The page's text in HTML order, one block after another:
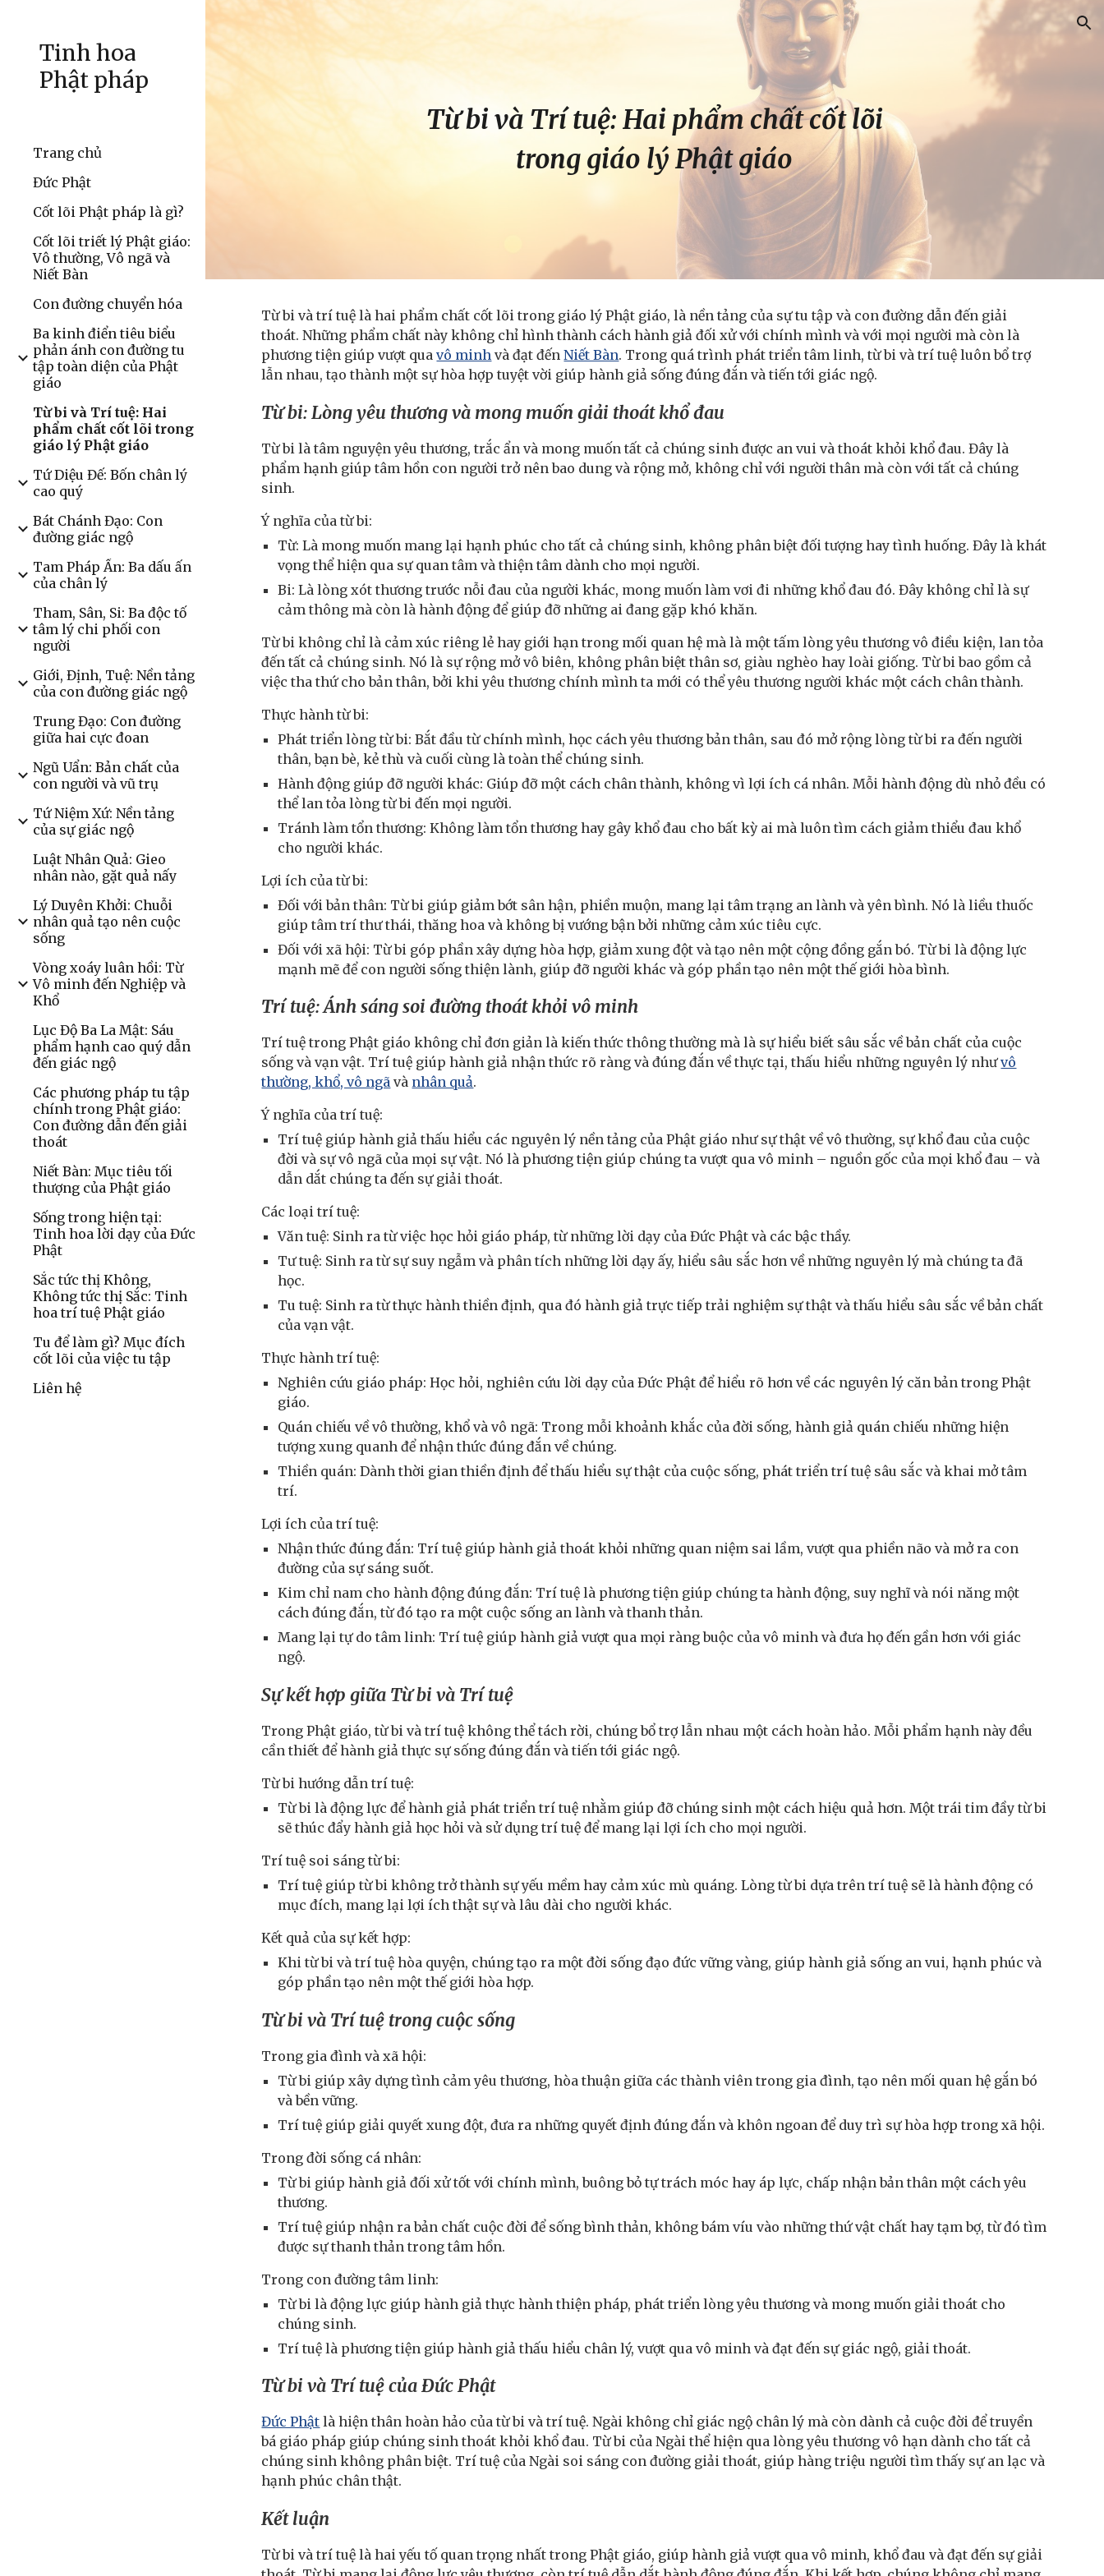
Skip to navigation
Tinh hoa
Phật pháp
Trang chủ
Đức Phật
Cốt lõi Phật pháp là gì?
Cốt lõi triết lý Phật giáo:
Vô thường, Vô ngã và
Niết Bàn
Con đường chuyển hóa
Ba kinh điển tiêu biểu
phản ánh con đường tu
tập toàn diện của Phật
giáo
Từ bi và Trí tuệ: Hai
phẩm chất cốt lõi trong
giáo lý Phật giáo
Tứ Diệu Đế: Bốn chân lý
cao quý
Bát Chánh Đạo: Con
đường giác ngộ
Tam Pháp Ấn: Ba dấu ấn
của chân lý
Tham, Sân, Si: Ba độc tố
tâm lý chi phối con
người
Giới, Định, Tuệ: Nền tảng
của con đường giác ngộ
Trung Đạo: Con đường
giữa hai cực đoan
Ngũ Uẩn: Bản chất của
con người và vũ trụ
Tứ Niệm Xứ: Nền tảng
của sự giác ngộ
Luật Nhân Quả: Gieo
nhân nào, gặt quả nấy
Lý Duyên Khởi: Chuỗi
nhân quả tạo nên cuộc
sống
Vòng xoáy luân hồi: Từ
Vô minh đến Nghiệp và
Khổ
Lục Độ Ba La Mật: Sáu
phẩm hạnh cao quý dẫn
đến giác ngộ
Các phương pháp tu tập
chính trong Phật giáo:
Con đường dẫn đến giải
thoát
Niết Bàn: Mục tiêu tối
thượng của Phật giáo
Sống trong hiện tại:
Tinh hoa lời dạy của Đức
Phật
Sắc tức thị Không,
Không tức thị Sắc: Tinh
hoa trí tuệ Phật giáo
Tu để làm gì? Mục đích
cốt lõi của việc tu tập
Liên hệ
Từ bi và Trí tuệ: Hai phẩm chất cốt lõi
trong giáo lý Phật giáo
Từ bi và trí tuệ là hai phẩm chất cốt lõi trong giáo lý Phật giáo, là nền tảng của sự tu tập và con đường dẫn đến giải
thoát. Những phẩm chất này không chỉ hình thành cách hành giả đối xử với chính mình và với mọi người mà còn là
phương tiện giúp vượt quavô minh và đạt đếnNiết Bàn. Trong quá trình phát triển tâm linh, từ bi và trí tuệ luôn bổ trợ
lẫn nhau, tạo thành một sự hòa hợp tuyệt vời giúp hành giả sống đúng đắn và tiến tới giác ngộ.
Từ bi: Lòng yêu thương và mong muốn giải thoát khổ đau
Từ bi là tâm nguyện yêu thương, trắc ẩn và mong muốn tất cả chúng sinh được an vui và thoát khỏi khổ đau. Đây là
phẩm hạnh giúp tâm hồn con người trở nên bao dung và rộng mở, không chỉ với người thân mà còn với tất cả chúng
sinh.
Ý nghĩa của từ bi:
Từ: Là mong muốn mang lại hạnh phúc cho tất cả chúng sinh, không phân biệt đối tượng hay tình huống. Đây là khát
vọng thể hiện qua sự quan tâm và thiện tâm dành cho mọi người.
Bi: Là lòng xót thương trước nỗi đau của người khác, mong muốn làm vơi đi những khổ đau đó. Đây không chỉ là sự
cảm thông mà còn là hành động để giúp đỡ những ai đang gặp khó khăn.
Từ bi không chỉ là cảm xúc riêng lẻ hay giới hạn trong mối quan hệ mà là một tấm lòng yêu thương vô điều kiện, lan tỏa
đến tất cả chúng sinh. Nó là sự rộng mở vô biên, không phân biệt thân sơ, giàu nghèo hay loài giống. Từ bi bao gồm cả
việc tha thứ cho bản thân, bởi khi yêu thương chính mình ta mới có thể yêu thương người khác một cách chân thành.
Thực hành từ bi:
Phát triển lòng từ bi: Bắt đầu từ chính mình, học cách yêu thương bản thân, sau đó mở rộng lòng từ bi ra đến người
thân, bạn bè, kẻ thù và cuối cùng là toàn thể chúng sinh.
Hành động giúp đỡ người khác: Giúp đỡ một cách chân thành, không vì lợi ích cá nhân. Mỗi hành động dù nhỏ đều có
thể lan tỏa lòng từ bi đến mọi người.
Tránh làm tổn thương: Không làm tổn thương hay gây khổ đau cho bất kỳ ai mà luôn tìm cách giảm thiểu đau khổ
cho người khác.
Lợi ích của từ bi:
Đối với bản thân: Từ bi giúp giảm bớt sân hận, phiền muộn, mang lại tâm trạng an lành và yên bình. Nó là liều thuốc
giúp tâm trí thư thái, thăng hoa và không bị vướng bận bởi những cảm xúc tiêu cực.
Đối với xã hội: Từ bi góp phần xây dựng hòa hợp, giảm xung đột và tạo nên một cộng đồng gắn bó. Từ bi là động lực
mạnh mẽ để con người sống thiện lành, giúp đỡ người khác và góp phần tạo nên một thế giới hòa bình.
Trí tuệ: Ánh sáng soi đường thoát khỏi vô minh
Trí tuệ trong Phật giáo không chỉ đơn giản là kiến thức thông thường mà là sự hiểu biết sâu sắc về bản chất của cuộc
sống và vạn vật. Trí tuệ giúp hành giả nhận thức rõ ràng và đúng đắn về thực tại, thấu hiểu những nguyên lý nhưvô
thường, khổ, vô ngã và nhân quả.
Ý nghĩa của trí tuệ:
Trí tuệ giúp hành giả thấu hiểu các nguyên lý nền tảng của Phật giáo như sự thật về vô thường, sự khổ đau của cuộc
đời và sự vô ngã của mọi sự vật. Nó là phương tiện giúp chúng ta vượt qua vô minh – nguồn gốc của mọi khổ đau – và
dẫn dắt chúng ta đến sự giải thoát.
Các loại trí tuệ:
Văn tuệ: Sinh ra từ việc học hỏi giáo pháp, từ những lời dạy của Đức Phật và các bậc thầy.
Tư tuệ: Sinh ra từ sự suy ngẫm và phân tích những lời dạy ấy, hiểu sâu sắc hơn về những nguyên lý mà chúng ta đã
học.
Tu tuệ: Sinh ra từ thực hành thiền định, qua đó hành giả trực tiếp trải nghiệm sự thật và thấu hiểu sâu sắc về bản chất
của vạn vật.
Thực hành trí tuệ:
Nghiên cứu giáo pháp: Học hỏi, nghiên cứu lời dạy của Đức Phật để hiểu rõ hơn về các nguyên lý căn bản trong Phật
giáo.
Quán chiếu về vô thường, khổ và vô ngã: Trong mỗi khoảnh khắc của đời sống, hành giả quán chiếu những hiện
tượng xung quanh để nhận thức đúng đắn về chúng.
Thiền quán: Dành thời gian thiền định để thấu hiểu sự thật của cuộc sống, phát triển trí tuệ sâu sắc và khai mở tâm
trí.
Lợi ích của trí tuệ:
Nhận thức đúng đắn: Trí tuệ giúp hành giả thoát khỏi những quan niệm sai lầm, vượt qua phiền não và mở ra con
đường của sự sáng suốt.
Kim chỉ nam cho hành động đúng đắn: Trí tuệ là phương tiện giúp chúng ta hành động, suy nghĩ và nói năng một
cách đúng đắn, từ đó tạo ra một cuộc sống an lành và thanh thản.
Mang lại tự do tâm linh: Trí tuệ giúp hành giả vượt qua mọi ràng buộc của vô minh và đưa họ đến gần hơn với giác
ngộ.
Sự kết hợp giữa Từ bi và Trí tuệ
Trong Phật giáo, từ bi và trí tuệ không thể tách rời, chúng bổ trợ lẫn nhau một cách hoàn hảo. Mỗi phẩm hạnh này đều
cần thiết để hành giả thực sự sống đúng đắn và tiến tới giác ngộ.
Từ bi hướng dẫn trí tuệ:
Từ bi là động lực để hành giả phát triển trí tuệ nhằm giúp đỡ chúng sinh một cách hiệu quả hơn. Một trái tim đầy từ bi
sẽ thúc đẩy hành giả học hỏi và sử dụng trí tuệ để mang lại lợi ích cho mọi người.
Trí tuệ soi sáng từ bi:
Trí tuệ giúp từ bi không trở thành sự yếu mềm hay cảm xúc mù quáng. Lòng từ bi dựa trên trí tuệ sẽ là hành động có
mục đích, mang lại lợi ích thật sự và lâu dài cho người khác.
Kết quả của sự kết hợp:
Khi từ bi và trí tuệ hòa quyện, chúng tạo ra một đời sống đạo đức vững vàng, giúp hành giả sống an vui, hạnh phúc và
góp phần tạo nên một thế giới hòa hợp.
Từ bi và Trí tuệ trong cuộc sống
Trong gia đình và xã hội:
Từ bi giúp xây dựng tình cảm yêu thương, hòa thuận giữa các thành viên trong gia đình, tạo nên mối quan hệ gắn bó
và bền vững.
Trí tuệ giúp giải quyết xung đột, đưa ra những quyết định đúng đắn và khôn ngoan để duy trì sự hòa hợp trong xã hội.
Trong đời sống cá nhân:
Từ bi giúp hành giả đối xử tốt với chính mình, buông bỏ tự trách móc hay áp lực, chấp nhận bản thân một cách yêu
thương.
Trí tuệ giúp nhận ra bản chất cuộc đời để sống bình thản, không bám víu vào những thứ vật chất hay tạm bợ, từ đó tìm
được sự thanh thản trong tâm hồn.
Trong con đường tâm linh:
Từ bi là động lực giúp hành giả thực hành thiện pháp, phát triển lòng yêu thương và mong muốn giải thoát cho
chúng sinh.
Trí tuệ là phương tiện giúp hành giả thấu hiểu chân lý, vượt qua vô minh và đạt đến sự giác ngộ, giải thoát.
Từ bi và Trí tuệ của Đức Phật
Đức Phật là hiện thân hoàn hảo của từ bi và trí tuệ. Ngài không chỉ giác ngộ chân lý mà còn dành cả cuộc đời để truyền
bá giáo pháp giúp chúng sinh thoát khỏi khổ đau. Từ bi của Ngài thể hiện qua lòng yêu thương vô hạn dành cho tất cả
chúng sinh không phân biệt. Trí tuệ của Ngài soi sáng con đường giải thoát, giúp hàng triệu người tìm thấy sự an lạc và
hạnh phúc chân thật.
Kết luận
Từ bi và trí tuệ là hai yếu tố quan trọng nhất trong Phật giáo, giúp hành giả vượt qua vô minh, khổ đau và đạt đến sự giải